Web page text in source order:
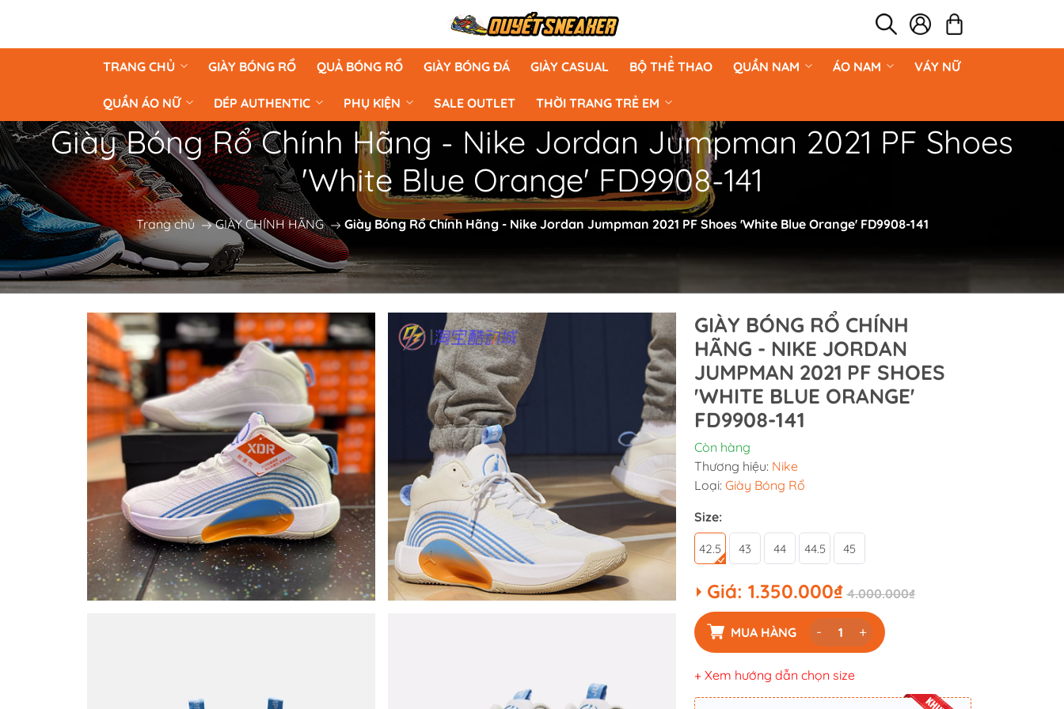
TRANG CHỦ GIÀY BÓNG RỔ QUẢ BÓNG RỔ GIÀY BÓNG ĐÁ GIÀY CASUAL BỘ THỂ THAO QUẦN NAM ÁO NAM VÁY NỮ
QUẦN ÁO NỮ DÉP AUTHENTIC PHỤ KIỆN SALE OUTLET THỜI TRANG TRẺ EM
Giày Bóng Rổ Chính Hãng - Nike Jordan Jumpman 2021 PF Shoes
'White Blue Orange' FD9908-141
Trang chủ GIÀY CHÍNH HÃNG Giày Bóng Rổ Chính Hãng - Nike Jordan Jumpman 2021 PF Shoes 'White Blue Orange' FD9908-141
GIÀY BÓNG RỔ CHÍNH
HÃNG - NIKE JORDAN
JUMPMAN 2021 PF SHOES
'WHITE BLUE ORANGE'
FD9908-141
Còn hàng
Thương hiệu: Nike
Loại: Giày Bóng Rổ
Size:
42.5 43 44 44.5 45
Giá: 1.350.000₫ 4.000.000₫
MUA HÀNG - +
+ Xem hướng dẫn chọn size